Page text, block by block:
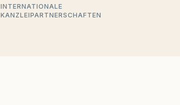
INTERNATIONALE
KANZLEIPARTNERSCHAFTEN